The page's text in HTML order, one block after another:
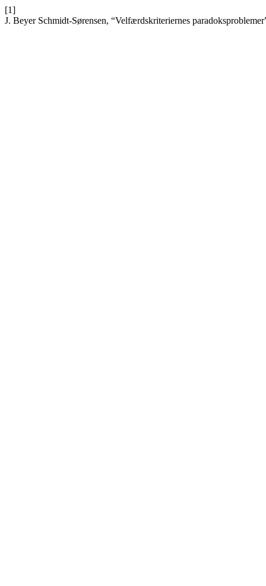
[1]
J. Beyer Schmidt-Sørensen, “Velfærdskriteriernes